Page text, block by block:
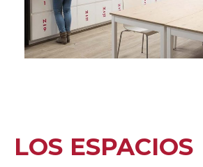
LOS ESPACIOS